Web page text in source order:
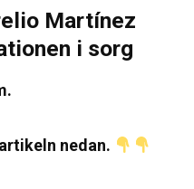
Martínez
i sorg
nedan.